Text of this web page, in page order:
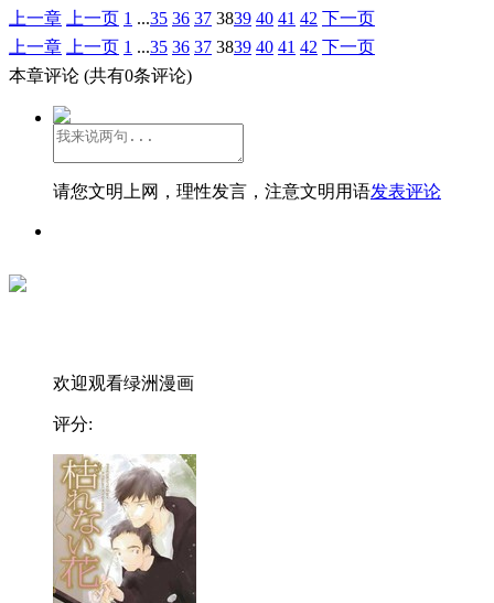
上一章
上一页 1 ...35 36 37 3839 40 41 42 下一页
上一章
上一页 1 ...35 36 37 3839 40 41 42 下一页
本章评论 (共有0条评论)
请您文明上网，理性发言，注意文明用语发表评论
欢迎观看绿洲漫画
评分: